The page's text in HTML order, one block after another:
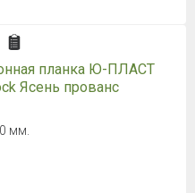
планка Ю-ПЛАСТ
Ясень прованс
мм.